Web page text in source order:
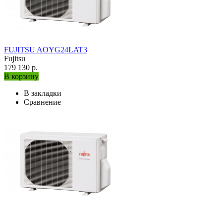
FUJITSU AOYG24LAT3
Fujitsu
179 130 р.
В корзину
В закладки
Сравнение